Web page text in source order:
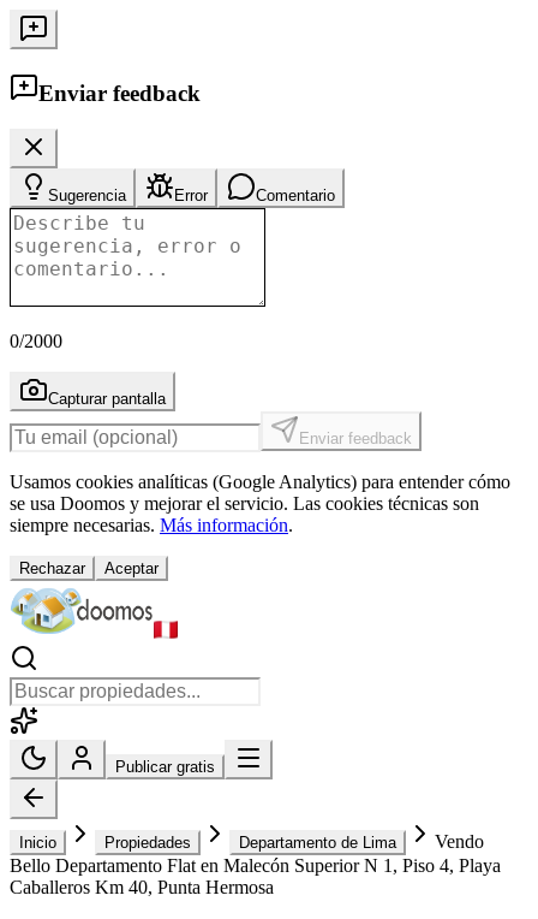
Enviar feedback
Sugerencia Error Comentario
0/2000
Capturar pantalla
Enviar feedback
Usamos cookies analíticas (Google Analytics) para entender cómo
se usa Doomos y mejorar el servicio. Las cookies técnicas son
siempre necesarias. Más información.
Rechazar Aceptar
Publicar gratis
Inicio Propiedades Departamento de Lima
Vendo
Bello Departamento Flat en Malecón Superior N 1, Piso 4, Playa
Caballeros Km 40, Punta Hermosa